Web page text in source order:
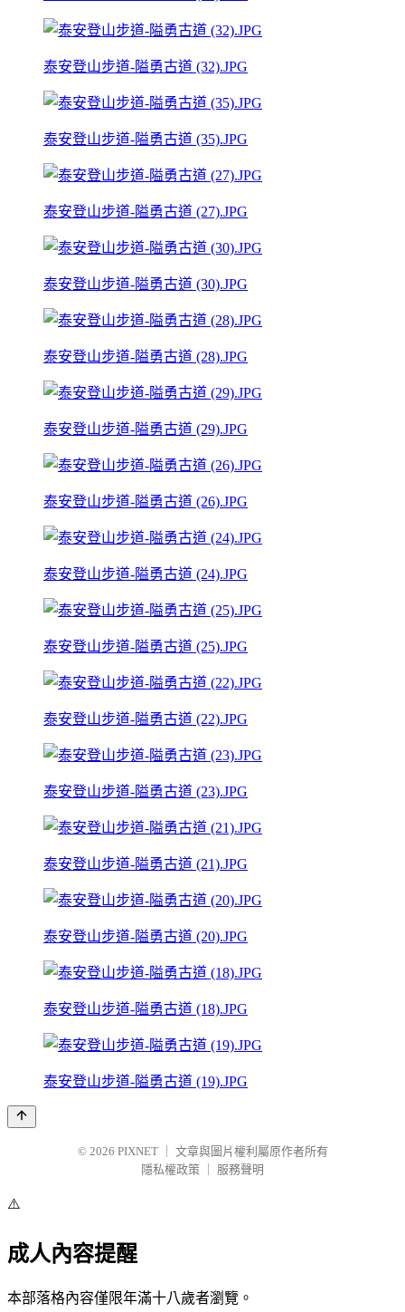
泰安登山步道-隘勇古道 (32).JPG
泰安登山步道-隘勇古道 (35).JPG
泰安登山步道-隘勇古道 (27).JPG
泰安登山步道-隘勇古道 (30).JPG
泰安登山步道-隘勇古道 (28).JPG
泰安登山步道-隘勇古道 (29).JPG
泰安登山步道-隘勇古道 (26).JPG
泰安登山步道-隘勇古道 (24).JPG
泰安登山步道-隘勇古道 (25).JPG
泰安登山步道-隘勇古道 (22).JPG
泰安登山步道-隘勇古道 (23).JPG
泰安登山步道-隘勇古道 (21).JPG
泰安登山步道-隘勇古道 (20).JPG
泰安登山步道-隘勇古道 (18).JPG
泰安登山步道-隘勇古道 (19).JPG
© 2026 PIXNET
文章與圖片權利屬原作者所有
隱私權政策
服務聲明
⚠️
成人內容提醒
本部落格內容僅限年滿十八歲者瀏覽。